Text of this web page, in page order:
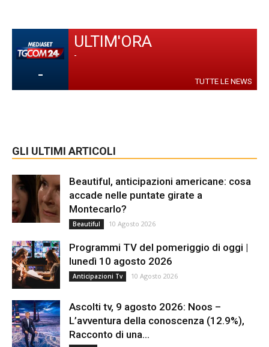
-
ULTIM'ORA
-
TUTTE LE NEWS
GLI ULTIMI ARTICOLI
Beautiful, anticipazioni americane: cosa
accade nelle puntate girate a
Montecarlo?
Beautiful 10 Agosto 2026
Programmi TV del pomeriggio di oggi |
lunedì 10 agosto 2026
Anticipazioni Tv 10 Agosto 2026
Ascolti tv, 9 agosto 2026: Noos –
L’avventura della conoscenza (12.9%),
Racconto di una...